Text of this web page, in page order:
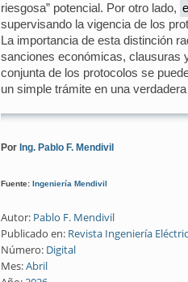
riesgosa” potencial. Por otro lado,
supervisando la vigencia de los
La importancia de esta distinción
sanciones económicas, clausuras
conjunta de los protocolos se
un simple trámite en una
Por Ing. Pablo F. Mendivil
Fuente: Ingeniería Mendivil
Autor: Pablo F. Mendivil
Publicado en: Revista Ingeniería
Número: Digital
Mes:Abril